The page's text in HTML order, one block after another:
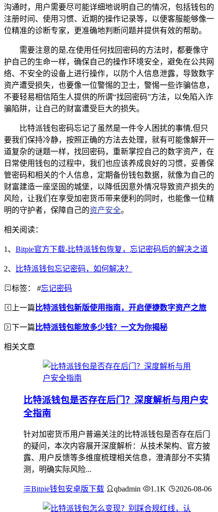
沟通时，用户需要尽可能详细地说明自己的情况，包括钱包的
注册时间、使用习惯、近期的操作记录等，以便客服能够像一
位精准的诊断专家，更准确地判断问题并提供有效的帮助。
需要注意的是,在使用任何找回密码的方法时，都要像守
护自己的生命一样，确保自己的操作环境安全，避免在公共网
络、不安全的设备上进行操作，以防个人信息泄露，导致数字
资产遭受损失，也要像一位警惕的卫士，警惕一些诈骗信息，
不要轻易相信陌生人提供的所谓“找回密码”方法，以免陷入诈
骗陷阱，让自己的财富遭受巨大的损失。
比特派钱包密码忘记了虽然是一件令人困扰的事情,但只
要我们保持冷静，按照正确的方法去处理，就有可能像解开一
道复杂的谜题一样，找回密码，重新掌控自己的数字资产，在
日常使用钱包的过程中，我们也应该养成良好的习惯，妥善保
管密码和相关的个人信息，定期备份钱包数据，就像为自己的
财富建造一座坚固的城堡，以降低因意外情况导致资产损失的
风险，让我们在享受加密货币带来便利的同时，也能像一位精
明的守护者，保障自己的资产安全。
相关阅读：
1、 Bitpie官方下载-比特派钱包恢复，忘记密码后的解决之道
2、 比特派钱包忘记密码，如何解决？
标签： #忘记密码
上一篇 比特派钱包新版使用指南，开启便捷数字资产之旅
下一篇 比特派钱包能放多少钱？一文为你揭秘
相关文章
比特派钱包是否存在后门？深度解析与用户安
全指南
针对加密货币用户普遍关注的比特派钱包是否存在后门
的疑问，本次内容展开深度解析：从技术架构、官方披
露、用户反馈等多维度梳理相关信息，澄清部分不实猜
测，明确实际风险...
Bitpie钱包安卓版下载 qbadmin 1.1K 2026-08-06